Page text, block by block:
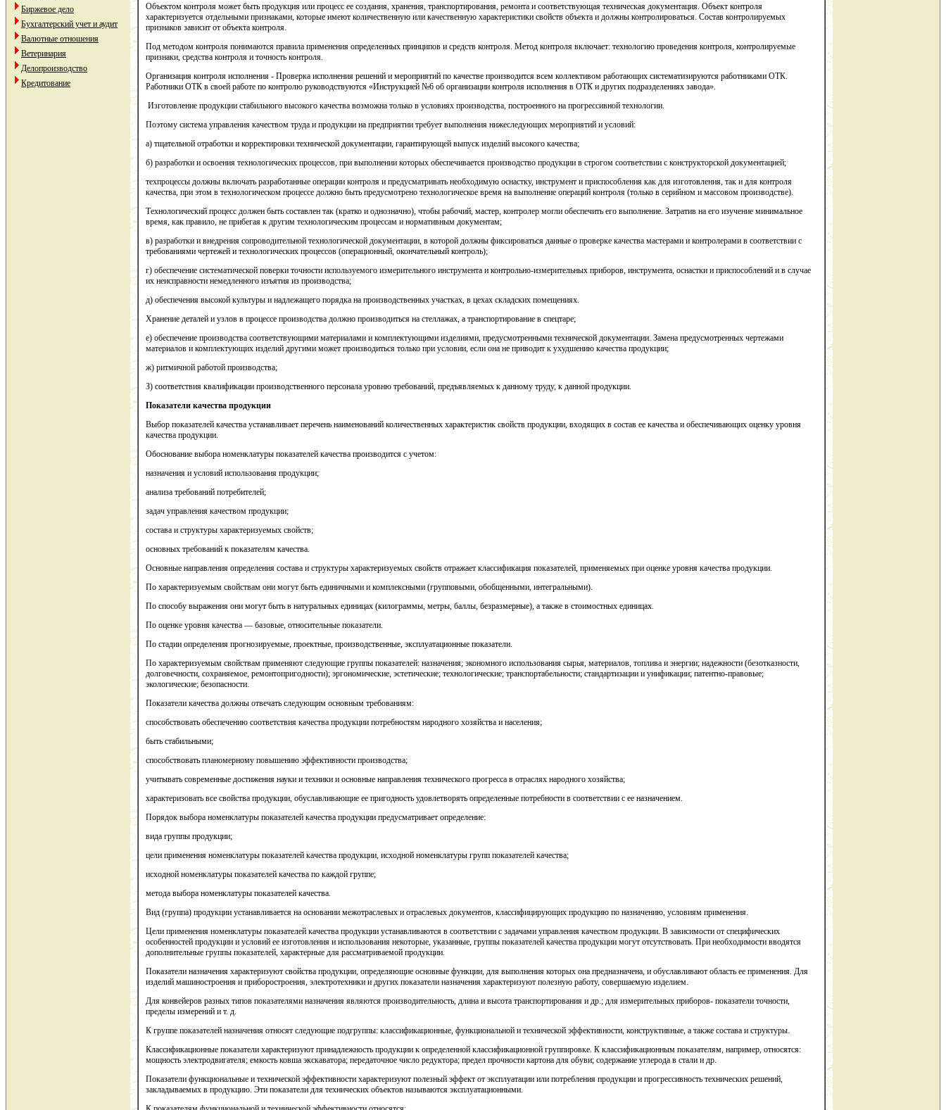
Биржевое дело
Бухгалтерский учет и аудит
Валютные отношения
Ветеринария
Делопроизводство
Кредитование
Объектом контроля может быть продукция или процесс ее создания, хранения, транспортирования, ремонта и соответствующая техническая документация. Объект контроля
характеризуется отдельными признаками, которые имеют количественную или качественную характеристики свойств объекта и должны контролироваться. Состав контролируемых
признаков зависит от объекта контроля.
Под методом контроля понимаются правила применения определенных принципов и средств контроля. Метод контроля включает: технологию проведения контроля, контролируемые
признаки, средства контроля и точность контроля.
Организация контроля исполнения - Проверка исполнения решений и мероприятий по качестве производится всем коллективом работающих систематизируются работниками ОТК.
Работники ОТК в своей работе по контролю руководствуются «Инструкцией №6 об организации контроля исполнения в ОТК и других подразделениях завода».
Изготовление продукции стабильного высокого качества возможна только в условиях производства, построенного на прогрессивной технологии.
Поэтому система управления качеством труда и продукции на предприятии требует выполнения нижеследующих мероприятий и условий:
а) тщательной отработки и корректировки технической документации, гарантирующей выпуск изделий высокого качества;
б) разработки и освоения технологических процессов, при выполнении которых обеспечивается производство продукции в строгом соответствии с конструкторской документацией;
техпроцессы должны включать разработанные операции контроля и предусматривать необходимую оснастку, инструмент и приспособления как для изготовления, так и для контроля
качества, при этом в технологическом процессе должно быть предусмотрено технологическое время на выполнение операций контроля (только в серийном и массовом производстве).
Технологический процесс должен быть составлен так (кратко и однозначно), чтобы рабочий, мастер, контролер могли обеспечить его выполнение. Затратив на его изучение минимальное
время, как правило, не прибегая к другим технологическим процессам и нормативным документам;
в) разработки и внедрения сопроводительной технологической документации, в которой должны фиксироваться данные о проверке качества мастерами и контролерами в соответствии с
требованиями чертежей и технологических процессов (операционный, окончательный контроль);
г) обеспечение систематической поверки точности используемого измерительного инструмента и контрольно-измерительных приборов, инструмента, оснастки и приспособлений и в случае
их неисправности немедленного изъятия из производства;
д) обеспечения высокой культуры и надлежащего порядка на производственных участках, в цехах складских помещениях.
Хранение деталей и узлов в процессе производства должно производиться на стеллажах, а транспортирование в спецтаре;
е) обеспечение производства соответствующими материалами и комплектующими изделиями, предусмотренными технической документации. Замена предусмотренных чертежами
материалов и комплектующих изделий другими может производиться только при условии, если она не приводит к ухудшению качества продукции;
ж) ритмичной работой производства;
З) соответствия квалификации производственного персонала уровню требований, предъявляемых к данному труду, к данной продукции.
Показатели качества продукции
Выбор показателей качества устанавливает перечень наименований количественных характеристик свойств продукции, входящих в состав ее качества и обеспечивающих оценку уровня
качества продукции.
Обоснование выбора номенклатуры показателей качества производится с учетом:
назначения и условий использования продукции;
анализа требований потребителей;
задач управления качеством продукции;
состава и структуры характеризуемых свойств;
основных требований к показателям качества.
Основные направления определения состава и структуры характеризуемых свойств отражает классификация показателей, применяемых при оценке уровня качества продукции.
По характеризуемым свойствам они могут быть единичными и комплексными (групповыми, обобщенными, интегральными).
По способу выражения они могут быть в натуральных единицах (килограммы, метры, баллы, безразмерные), а также в стоимостных единицах.
По оценке уровня качества — базовые, относительные показатели.
По стадии определения прогнозируемые, проектные, производственные, эксплуатационные показатели.
По характеризуемым свойствам применяют следующие группы показателей: назначения; экономного использования сырья, материалов, топлива и энергии; надежности (безотказности,
долговечности, сохраняемое, ремонтопригодности); эргономические, эстетические; технологические; транспортабельности; стандартизации и унификации; патентно-правовые;
экологические; безопасности.
Показатели качества должны отвечать следующим основным требованиям:
способствовать обеспечению соответствия качества продукции потребностям народного хозяйства и населения;
быть стабильными;
способствовать планомерному повышению эффективности производства;
учитывать современные достижения науки и техники и основные направления технического прогресса в отраслях народного хозяйства;
характеризовать все свойства продукции, обуславливающие ее пригодность удовлетворять определенные потребности в соответствии с ее назначением.
Порядок выбора номенклатуры показателей качества продукции предусматривает определение:
вида группы продукции;
цели применения номенклатуры показателей качества продукции, исходной номенклатуры групп показателей качества;
исходной номенклатуры показателей качества по каждой группе;
метода выбора номенклатуры показателей качества.
Вид (группа) продукции устанавливается на основании межотраслевых и отраслевых документов, классифицирующих продукцию по назначению, условиям применения.
Цели применения номенклатуры показателей качества продукции устанавливаются в соответствии с задачами управления качеством продукции. В зависимости от специфических
особенностей продукции и условий ее изготовления и использования некоторые, указанные, группы показателей качества продукции могут отсутствовать. При необходимости вводятся
дополнительные группы показателей, характерные для рассматриваемой продукции.
Показатели назначения характеризуют свойства продукции, определяющие основные функции, для выполнения которых она предназначена, и обуславливают область ее применения. Для
изделий машиностроения и приборостроения, электротехники и других показатели назначения характеризуют полезную работу, совершаемую изделием.
Для конвейеров разных типов показателями назначения являются производительность, длина и высота транспортирования и др.; для измерительных приборов- показатели точности,
пределы измерений и т. д.
К группе показателей назначения относят следующие подгруппы: классификационные, функциональной и технической эффективности, конструктивные, а также состава и структуры.
Классификационные показатели характеризуют принадлежность продукции к определенной классификационной группировке. К классификационным показателям, например, относятся:
мощность электродвигателя; емкость ковша экскаватора; передаточное число редуктора; предел прочности картона для обуви; содержание углерода в стали и др.
Показатели функциональные и технической эффективности характеризуют полезный эффект от эксплуатации или потребления продукции и прогрессивность технических решений,
закладываемых в продукцию. Эти показатели для технических объектов называются эксплуатационными.